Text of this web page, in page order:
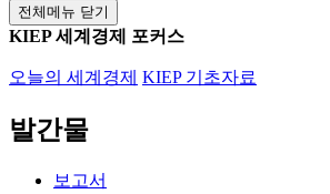
전체메뉴 닫기
KIEP 세계경제 포커스
오늘의 세계경제 KIEP 기초자료
발간물
보고서